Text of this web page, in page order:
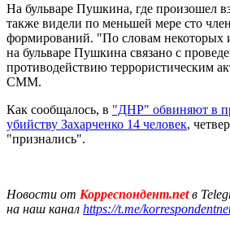
На бульваре Пушкина, где произошел
также видели по меньшей мере сто
формирований. "По словам некоторых
на бульваре Пушкина связано с
противодействию террористическим
СММ.
Как сообщалось, в "ДНР" обвиняют в
убийству Захарченко 14 человек,
"признались".
Новости от Корреспондент.netв
на наш канал https://t.me/